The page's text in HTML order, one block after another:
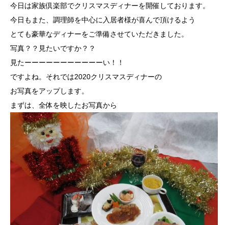
今日は家族倶楽部でクリスマスディナーを開催しております。
今日もまた、調理師を中心に入居者様が喜んで頂けるよう
とても豪華なディナーをご準備させていただきました。
写真？？見たいですか？？
見たーーーーーーーーーーーい！！
ですよね。それでは2020クリスマスディナーの
お写真をアップします。
まずは、全体を映したお写真から